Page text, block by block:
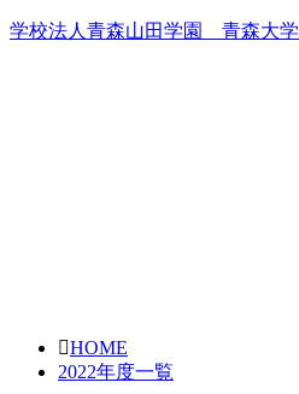
学校法人青森山田学園 青森大学
HOME
2022年度一覧